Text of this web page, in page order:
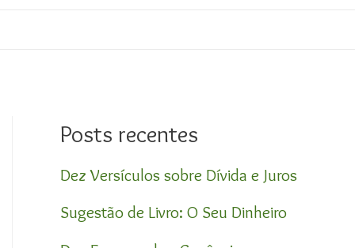
Posts recentes
Dez Versículos sobre Dívida e Juros
Sugestão de Livro: O Seu Dinheiro